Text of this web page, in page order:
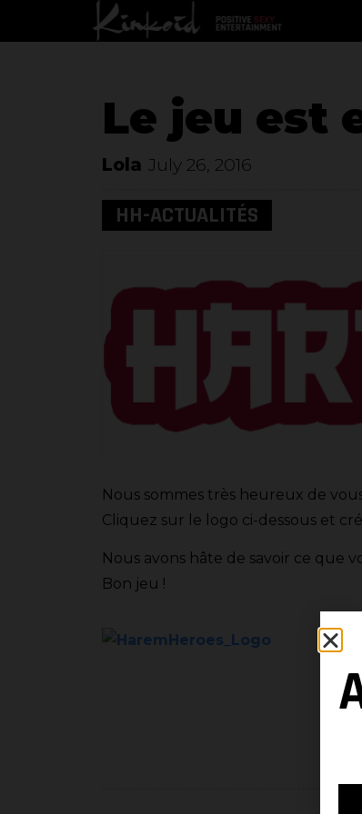
Le jeu est
Lola July 26, 2016
HH-ACTUALITÉS
Nous sommes très heureux de
Cliquez sur le logo ci-dessous et
Nous avons hâte de savoir ce que
Bon jeu !